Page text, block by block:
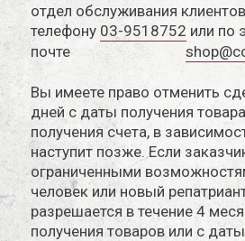
Новый
отдел обслуживания
телефону 03-9518752 или по
почте
Вы имеете право отменить
дней с даты получения
получения счета, в
наступит позже. Если
ограниченными
человек или новый
разрешается в течение 4
получения товаров или с